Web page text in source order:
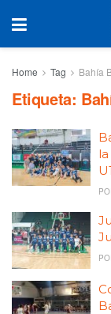
Home Tag Bahía
Etiqueta: